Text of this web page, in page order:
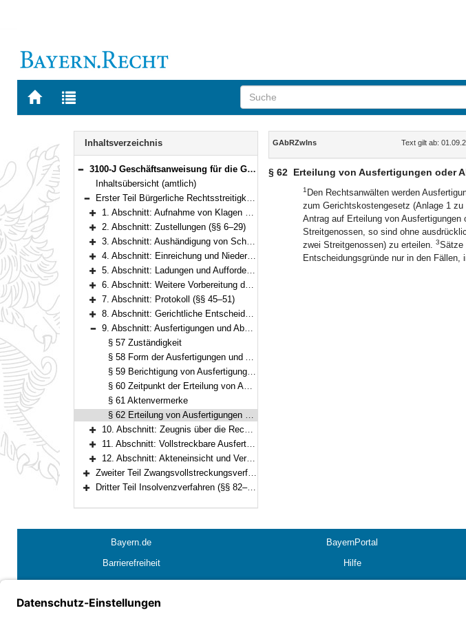
Zur
BAYERN.RECHT
Zur
letzten
Navigation
Inhaltsverzeichnis
Bereich reduzieren
3100-J Geschäftsanweisung für die Geschäftsstellen der Gerichte in bürgerlichen Rechtsstreitigkeiten, Zwangsvollstreckungs- und Insolvenzverfahren (GAbRZwIns) Bekanntmachung des Bayerischen Staatsministeriums der Justiz und für Verbraucherschutz vom 2. November 2010, Az. 1463 - I - 3789/2008 (JMBl. S. 110) (§§ 1–90)
Inhaltsübersicht (amtlich)
Bereich reduzieren
Erster Teil Bürgerliche Rechtsstreitigkeiten (§§ 1–72)
Bereich erweitern
1. Abschnitt: Aufnahme von Klagen und Anträgen (§§ 1–5)
Bereich erweitern
2. Abschnitt: Zustellungen (§§ 6–29)
Bereich erweitern
3. Abschnitt: Aushändigung von Schriftstücken, formlose Mitteilungen (§§ 30–31)
Bereich erweitern
4. Abschnitt: Einreichung und Niederlegung von Schrift- und Beweisstücken (§§ 32–33)
Bereich erweitern
5. Abschnitt: Ladungen und Aufforderungen (§§ 34–42)
Bereich erweitern
6. Abschnitt: Weitere Vorbereitung der mündlichen Verhandlung (§§ 43–44)
Bereich erweitern
7. Abschnitt: Protokoll (§§ 45–51)
Bereich erweitern
8. Abschnitt: Gerichtliche Entscheidungen (§§ 52–56)
Bereich reduzieren
9. Abschnitt: Ausfertigungen und Abschriften (Ablichtungen) von Entscheidungen und Vergleichen (§§ 57–62)
§ 57 Zuständigkeit
§ 58 Form der Ausfertigungen und Abschriften
§ 59 Berichtigung von Ausfertigungen und Abschriften
§ 60 Zeitpunkt der Erteilung von Ausfertigungen und Abschriften
§ 61 Aktenvermerke
§ 62 Erteilung von Ausfertigungen oder Abschriften an Rechtsanwälte
Bereich erweitern
10. Abschnitt: Zeugnis über die Rechtskraft (§§ 63–65)
Bereich erweitern
11. Abschnitt: Vollstreckbare Ausfertigungen (§§ 66–70)
Bereich erweitern
12. Abschnitt: Akteneinsicht und Verfahrensauskünfte (§§ 71–72)
Bereich erweitern
Zweiter Teil Zwangsvollstreckungsverfahren (§§ 73–81)
Dritter Teil Insolvenzverfahren (§§ 82–90)
Inhalt
GAbRZwIns Text gilt ab:
§ 62 Erteilung von Ausfertigungen oder
1 Den Rechtsanwälten werden
zum Gerichtskostengesetz (Anlage 1
Antrag auf Erteilung von
Streitgenossen, so sind ohne
zwei Streitgenossen) zu erteilen. 3Sätze
Entscheidungsgründe nur in den
Bayern.de BayernPortal
Barrierefreiheit
Hilfe